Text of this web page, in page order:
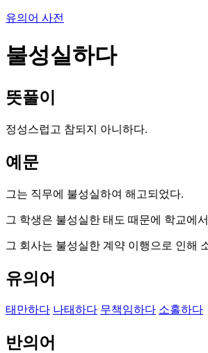
유의어 사전
불성실하다
뜻풀이
정성스럽고 참되지 아니하다.
예문
그는 직무에 불성실하여 해고되었다.
그 학생은 불성실한 태도 때문에 학교에
그 회사는 불성실한 계약 이행으로 인해
유의어
태만하다 나태하다 무책임하다 소홀하다
반의어